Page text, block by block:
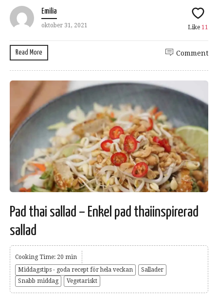
Emilia
oktober 31, 2021 Like 11
Read More Comment
Pad thai sallad – Enkel pad thaiinspirerad
sallad
Cooking Time: 20 min
Middagstips - goda recept för hela veckan
Sallader
Snabb middag
Vegetariskt